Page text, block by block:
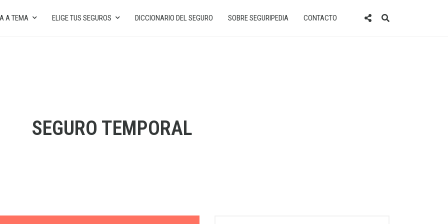
A TEMA ELIGE TUS SEGUROS DICCIONARIO DEL SEGURO SOBRE SEGURIPEDIA CONTACTO
SEGURO TEMPORAL